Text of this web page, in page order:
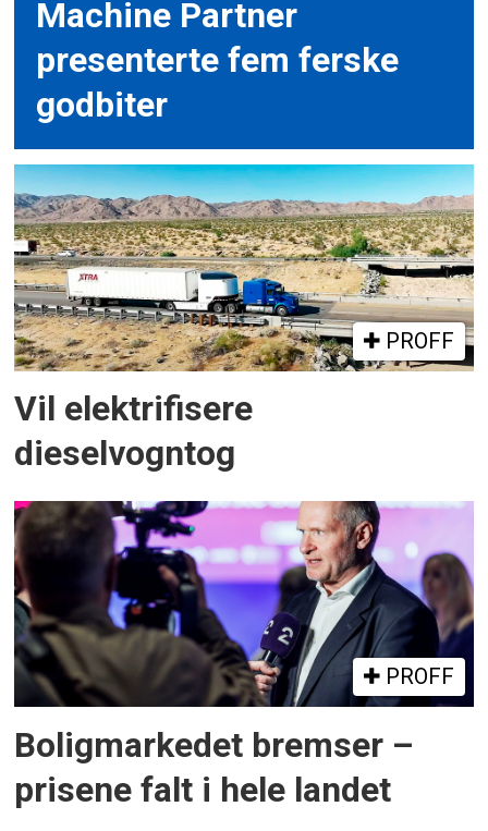
Machine Partner
presenterte fem ferske
godbiter
PROFF
Vil elektrifisere
dieselvogntog
PROFF
Boligmarkedet bremser –
prisene falt i hele landet